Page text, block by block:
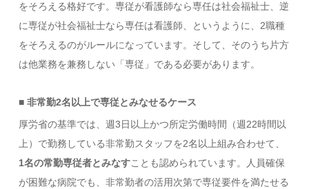
をそろえる格好です。専従が看護師なら専任は社会福祉士、逆
に専従が社会福祉士なら専任は看護師、というように、2職種
をそろえるのがルールになっています。そして、そのうち片方
は他業務を兼務しない「専従」である必要があります。
■ 非常勤2名以上で専従とみなせるケース
厚労省の基準では、週3日以上かつ所定労働時間（週22時間以
上）で勤務している非常勤スタッフを2名以上組み合わせて、
1名の常勤専従者とみなすことも認められています。人員確保
が困難な病院でも、非常勤者の活用次第で専従要件を満たせる